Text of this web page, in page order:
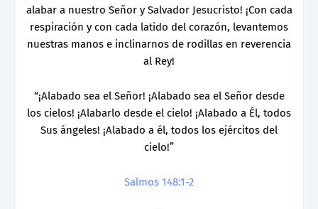
alabar a nuestro Señor y Salvador Jesucristo! ¡Con cada
respiración y con cada latido del corazón, levantemos
nuestras manos e inclinarnos de rodillas en reverencia
al Rey!
“¡Alabado sea el Señor! ¡Alabado sea el Señor desde
los cielos! ¡Alabarlo desde el cielo! ¡Alabado a Él, todos
Sus ángeles! ¡Alabado a él, todos los ejércitos del
cielo!”
Salmos 148:1-2